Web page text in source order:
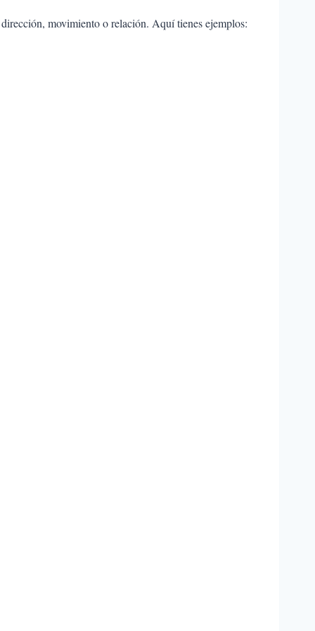
movimiento o relación. Aquí tienes ejemplos: